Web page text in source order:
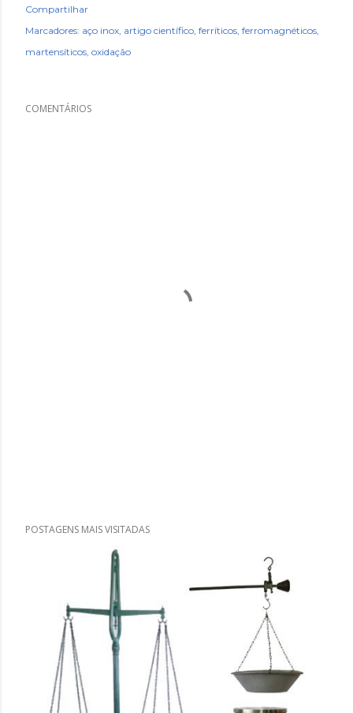
Compartilhar
Marcadores: aço inox artigo científico ferríticos ferromagnéticos
martensíticos oxidação
COMENTÁRIOS
POSTAGENS MAIS VISITADAS